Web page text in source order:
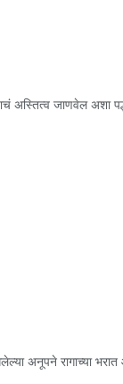
अस्तित्व जाणवेल
अनूपने रागाच्या